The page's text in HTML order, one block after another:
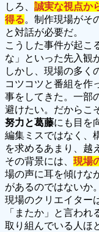
しろ、 誠実な視点か
得る。制作現場がそ
と対話が必要だ。
こうした事件が起こ
な」といった先入観
しかし、現場の多く
コツコツと番組を作
事をしてきた。一部
避けたい。だからこ
努力と葛藤にも目を
編集ミスではなく、
を求めるあまり、
その背景には、 現場
場の声に耳を傾けな
があるのではないか。
現場のクリエイター
「またか」と言わ
取り組んでいる人ほ